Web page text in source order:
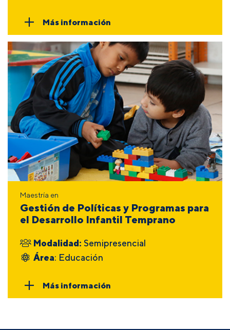
Más información
Maestría en
Gestión de Políticas y Programas para
el Desarrollo Infantil Temprano
Modalidad: Semipresencial
Área: Educación
Más información